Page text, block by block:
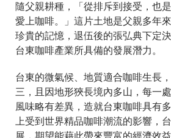
隨父親耕種，「從排斥到接受，也
愛上咖啡。」這片土地是父親多年
珍貴的記憶，退伍後的張弘典下定
台東咖啡產業所具備的發展潛力。
台東的微氣候、地質適合咖啡生長
三，且因地形狹長境內多山，每一
風味略有差異，造就台東咖啡具有
上受到世界精品咖啡潮流的影響，